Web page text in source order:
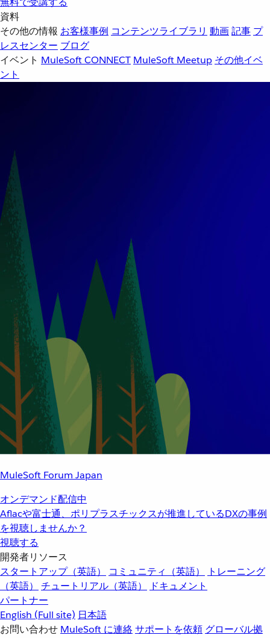
資料
その他の情報 お客様事例 コンテンツライブラリ 動画記事 プ
レスセンター ブログ
イベント MuleSoft CONNECT MuleSoft Meetup その他イベ
ント
MuleSoft Forum Japan
オンデマンド配信中
Aflacや富士通、ポリプラスチックスが推進しているDXの事例
を視聴しませんか？
視聴する
開発者リソース
スタートアップ（英語）
コミュニティ（英語）
トレーニング
（英語）
チュートリアル（英語）
ドキュメント
パートナー
English (Full site) 日本語
お問い合わせ MuleSoft に連絡サポートを依頼 グローバル拠